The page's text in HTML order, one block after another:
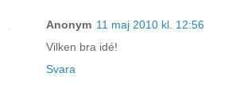
Anonym 11 maj 2010 kl. 12:56
Vilken bra idé!
Svara